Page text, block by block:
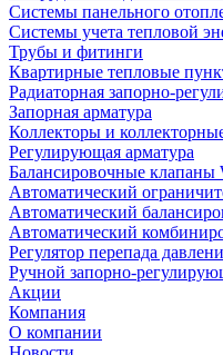
Системы панельного
Системы учета тепловой
Трубы и фитинги
Квартирные тепловые
Радиаторная запорно-
Запорная арматура
Коллекторы и
Регулирующая арматура
Балансировочные клапаны
Автоматический
Автоматический
Автоматический
Регулятор перепада
Ручной запорно-
Акции
Компания
О компании